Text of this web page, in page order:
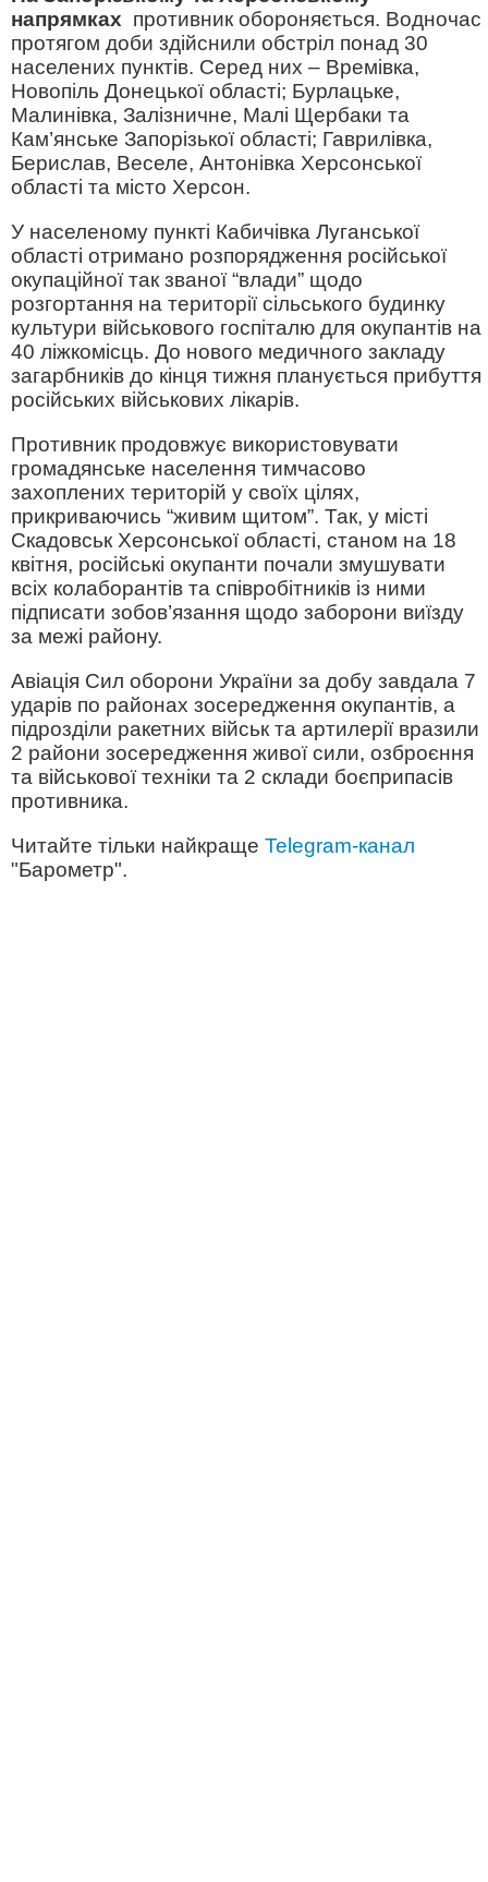
напрямках противник обороняється. Водночас
протягом доби здійснили обстріл понад 30
населених пунктів. Серед них – Времівка,
Новопіль Донецької області; Бурлацьке,
Малинівка, Залізничне, Малі Щербаки та
Кам’янське Запорізької області; Гаврилівка,
Берислав, Веселе, Антонівка Херсонської
області та місто Херсон.
У населеному пункті Кабичівка Луганської
області отримано розпорядження російської
окупаційної так званої “влади” щодо
розгортання на території сільського будинку
культури військового госпіталю для окупантів на
40 ліжкомісць. До нового медичного закладу
загарбників до кінця тижня планується прибуття
російських військових лікарів.
Противник продовжує використовувати
громадянське населення тимчасово
захоплених територій у своїх цілях,
прикриваючись “живим щитом”. Так, у місті
Скадовськ Херсонської області, станом на 18
квітня, російські окупанти почали змушувати
всіх колаборантів та співробітників із ними
підписати зобов’язання щодо заборони виїзду
за межі району.
Авіація Сил оборони України за добу завдала 7
ударів по районах зосередження окупантів, а
підрозділи ракетних військ та артилерії вразили
2 райони зосередження живої сили, озброєння
та військової техніки та 2 склади боєприпасів
противника.
Читайте тільки найкраще Telegram-канал
"Барометр".